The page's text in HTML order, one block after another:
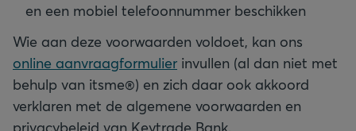
en een mobiel telefoonnummer beschikken
Wie aan deze voorwaarden voldoet, kan ons
online aanvraagformulier invullen (al dan niet met
behulp van itsme®) en zich daar ook akkoord
verklaren met de algemene voorwaarden en
privacybeleid van Keytrade Bank.